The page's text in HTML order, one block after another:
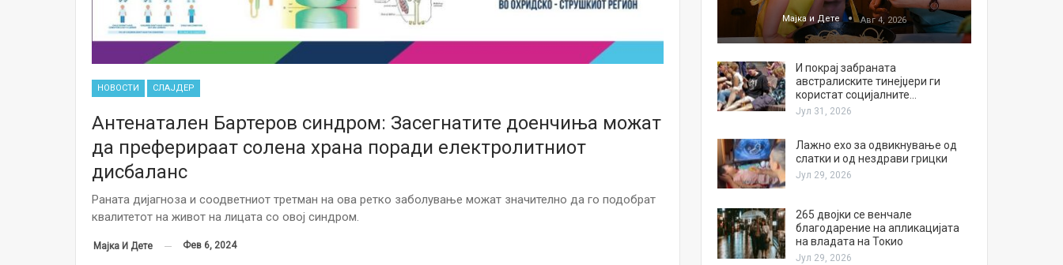
НОВОСТИ СЛАЈДЕР
Антенатален Бартеров синдром: Засегнатите доенчиња можат
да преферираат солена храна поради електролитниот
дисбаланс
Раната дијагноза и соодветниот третман на ова ретко заболување можат значително да го подобрат
квалитетот на живот на лицата со овој синдром.
Мајка И Дете Фев 6, 2024
Нов тест од крвта би можел да го
Австралијка роди четири
Мајка и Дете Авг 4, 2026
И покрај забраната
австралиските тинејџери ги
користат социјалните…
Јул 31, 2026
Лажно ехо за одвикнување од
слатки и од нездрави грицки
Јул 29, 2026
265 двојки се венчале
благодарение на апликацијата
на владата на Токио
Јул 29, 2026